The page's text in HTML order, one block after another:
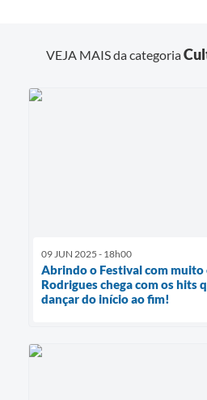
VEJA MAIS da categoria
09 JUN 2025 - 18h00
Abrindo o Festival com muito
Rodrigues chega com os hits
dançar do início ao fim!